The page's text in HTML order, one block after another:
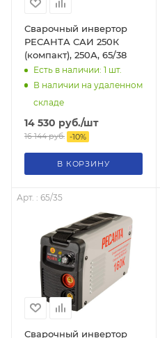
Сварочный инвертор
РЕСАНТА САИ 250К
(компакт), 250А, 65/38
Есть в наличии: 1 шт.
В наличии на удаленном
складе
14 530 руб./шт
16 144руб. -10%
В КОРЗИНУ
Арт. : 65/35
Сварочный инвертор